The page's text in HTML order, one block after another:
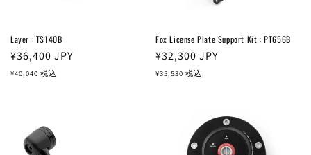
Layer : TS140B
通
常
¥36,400 JPY
¥40,040 税込
Fox License Plate Support Kit : PT656B
通
常
¥32,300 JPY
¥35,530 税込